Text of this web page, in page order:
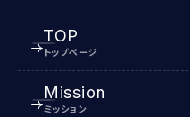
TOP
トップページ
Mission
ミッション